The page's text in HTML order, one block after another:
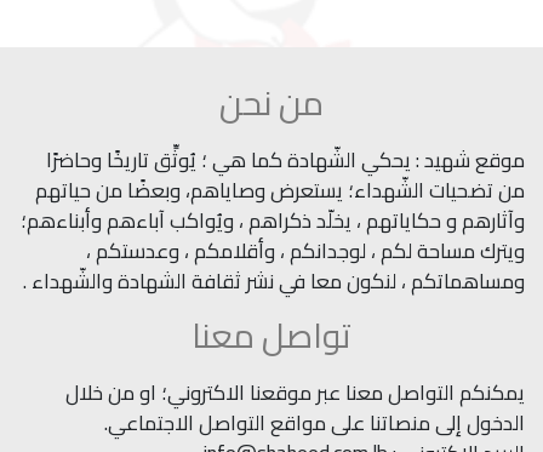
من نحن
موقع شهيد : يحكي الشّهادة كما هي ؛ يُوثِّق تاريخًا وحاضرًا
من تضحيات الشّهداء؛ يستعرض وصاياهم، وبعضًا من حياتهم
وآثارهم و حكاياتهم ، يخلّد ذكراهم ، ويُواكب آباءهم وأبناءهم؛
ويترك مساحة لكم ، لوجدانكم ، وأقلامكم ، وعدستكم ،
ومساهماتكم ، لنكون معا في نشر ثقافة الشهادة والشّهداء .
تواصل معنا
يمكنكم التواصل معنا عبر موقعنا الاكتروني؛ او من خلال
الدخول إلى منصاتنا على مواقع التواصل الاجتماعي.